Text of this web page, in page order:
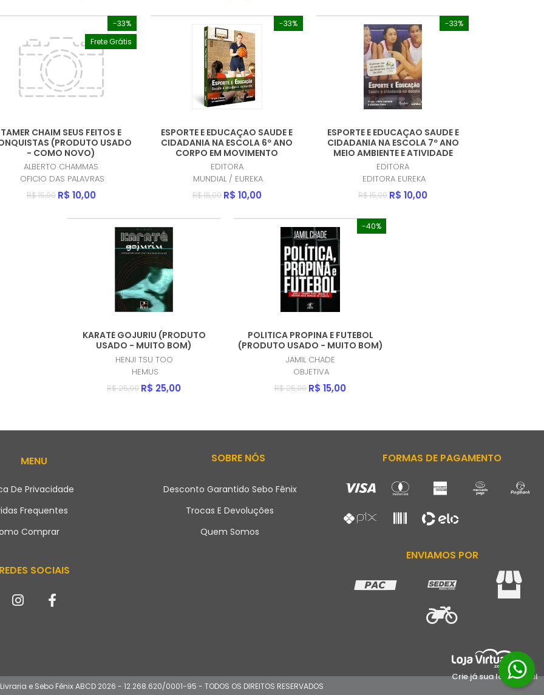
-33%
Frete Grátis
TAMER CHAIM SEUS FEITOS E
(PRODUTO USADO
- COMO NOVO)
ALBERTO CHAMMAS
OFICIO DAS PALAVRAS
R$ 15,00 R$ 10,00
-33%
ESPORTE E EDUCAÇAO SAUDE E
CIDADANIA NA ESCOLA 6º ANO
CORPO EM MOVIMENTO
(PRODUTO NOVO)
EDITORA
MUNDIAL / EUREKA
R$ 15,00 R$ 10,00
-33%
ESPORTE E EDUCAÇAO SAUDE E
CIDADANIA NA ESCOLA 7º ANO
MEIO AMBIENTE E ATIVIDADE
FISICA (PRODUTO NOVO)
EDITORA
EDITORA EUREKA
R$ 15,00 R$ 10,00
KARATE GOJURIU (PRODUTO
USADO - MUITO BOM)
HENJI TSU TOO
HEMUS
R$ 25,00 R$ 25,00
-40%
POLITICA PROPINA E FUTEBOL
(PRODUTO USADO - MUITO BOM)
JAMIL CHADE
OBJETIVA
R$ 25,00 R$ 15,00
MENU
De Privacidade
Frequentes
Comprar
REDES SOCIAIS
SOBRE NÓS
Desconto Garantido Sebo Fênix
Trocas E Devoluções
Quem Somos
FORMAS DE PAGAMENTO
ENVIAMOS POR
Crie já sua loja virtual
e Sebo Fênix ABCD 2026 - 12.268.620/0001-95 - TODOS OS DIREITOS RESERVADOS